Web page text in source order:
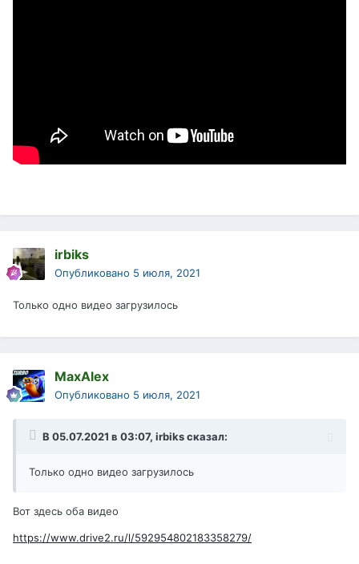
irbiks
Опубликовано 5 июля, 2021
Только одно видео загрузилось
MaxAlex
Опубликовано 5 июля, 2021
В 05.07.2021 в 03:07, irbiksсказал:
Только одно видео загрузилось
Вот здесь оба видео
https://www.drive2.ru/l/592954802183358279/